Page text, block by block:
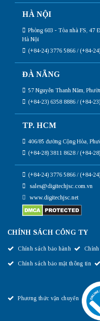
HÀ NỘI
Phòng 603 - Tòa nhà FS, 47
Hà Nội
(+84-24) 3776 5866 / (+84-
ĐÀ NẴNG
57 Nguyễn Thanh Năm,
(+84-23) 6358 8886 / (+84-
TP. HCM
406/85 đường Cộng Hòa,
(+84-28) 3811 8628 / (+84-
(+84-24) 3776 5866 / (+84-
sales@digitechjsc.com.vn
www.digitechjsc.net
CHÍNH SÁCH CÔNG TY
Chính sách bảo hành
Chính sách bảo mật thông tin
Phương thức vận chuyển